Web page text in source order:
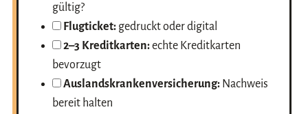
gültig?
Flugticket: gedruckt oder digital
2–3 Kreditkarten:echte Kreditkarten
bevorzugt
Auslandskrankenversicherung: Nachweis
bereit halten